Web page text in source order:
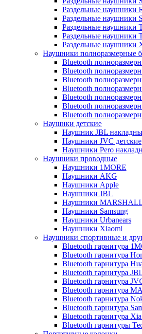
Раздельные наушники
Раздельные наушники
Раздельные наушники
Раздельные наушники
Раздельные наушники
Наушники полноразмерные
Bluetooth
Bluetooth
Bluetooth
Bluetooth
Bluetooth
Bluetooth
Bluetooth
Наушнки детские
Наушник JBL
Наушники JVC детские
Наушники Pero
Наушники проводные
Наушники 1MORE
Наушники AKG
Наушники Apple
Наушники JBL
Наушники
Наушники Samsung
Наушники Urbanears
Наушники Xiaomi
Наушники спортивные и
Bluetooth гарнитура
Bluetooth гарнитура
Bluetooth гарнитура
Bluetooth гарнитура
Bluetooth гарнитура
Bluetooth гарнитура
Bluetooth гарнитура
Bluetooth гарнитура
Bluetooth гарнитура
Bluetooth гарнитуры